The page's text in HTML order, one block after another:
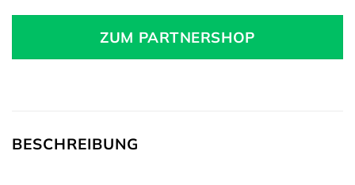
ZUM PARTNERSHOP
BESCHREIBUNG